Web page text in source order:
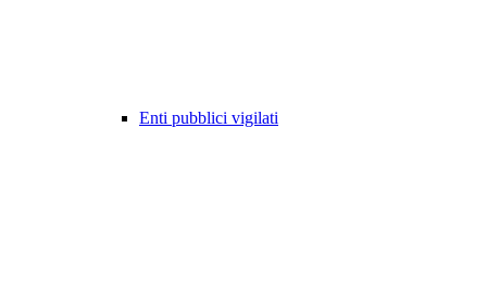
Enti pubblici vigilati